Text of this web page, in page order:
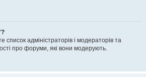
список адміністраторів і модераторів та
про форуми, які вони модерують.